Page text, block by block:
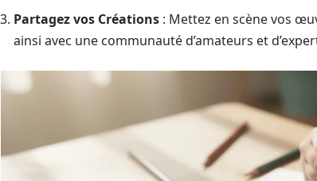
Partagez vos Créations : Mettez en scène vos
ainsi avec une communauté d’amateurs et